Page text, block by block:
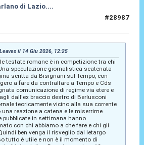
di Lazio....
#28987
il 14 Giu 2026, 12:25
testate romane è in competizione tra chi
speculazione giornalistica scatenata
scritta da Bisignani sul Tempo, con
a fare da contraltare a Tempo e Cds
comunicazione di regime via etere e
dall'ex braccio destro di Berlusconi
teoricamente vicino alla sua corrente
reazione a catena e le miserrime
pubblicate in settimana hanno
con chi abbiamo a che fare e chi gli
ben venga il risveglio dal letargo
tutto è utile e non è il momento di